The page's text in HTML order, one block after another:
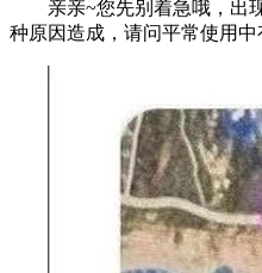
亲亲~您先别着急哦，出
种原因造成，请问平常使用中